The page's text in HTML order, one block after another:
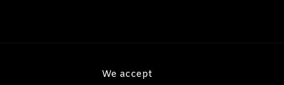
We accept